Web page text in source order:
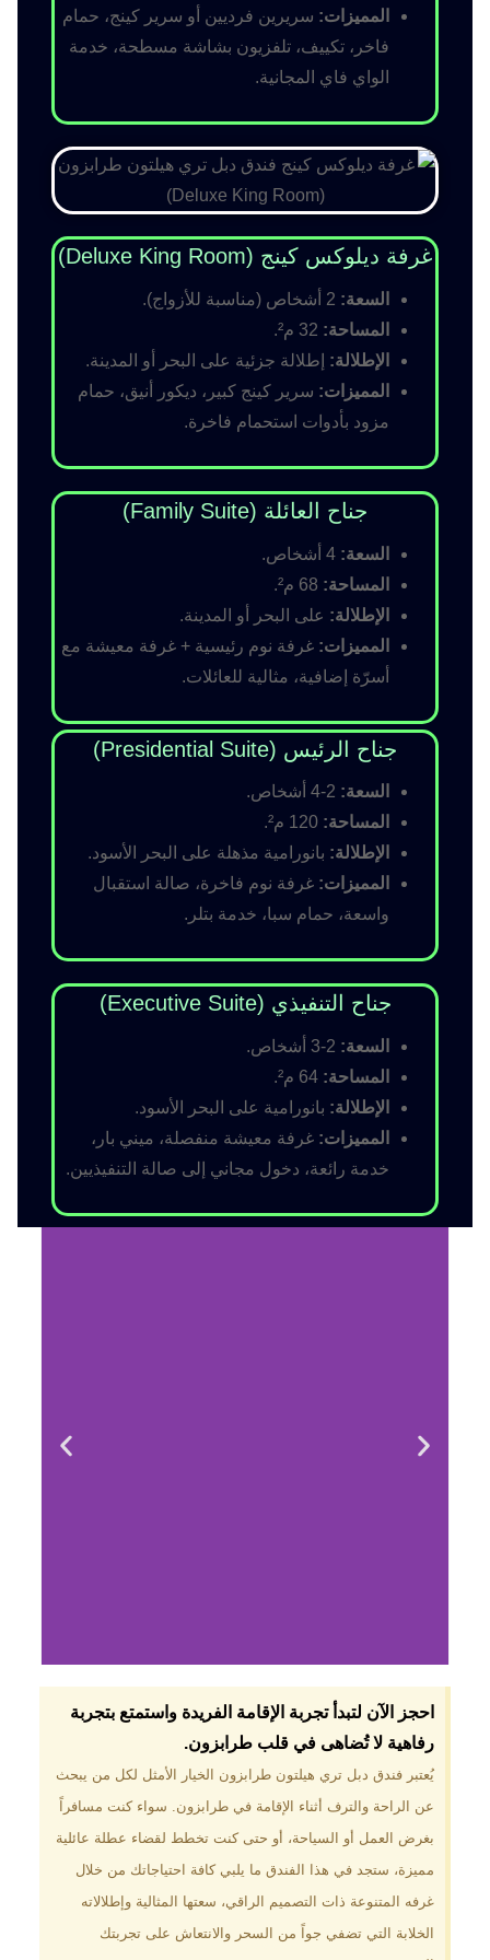
المميزات: سريرين فرديين أو سرير كينج، حمام
فاخر، تكييف، تلفزيون بشاشة مسطحة، خدمة
الواي فاي المجانية.
غرفة ديلوكس كينج (Deluxe King Room)
السعة:
المساحة:
الإطلالة: إطلالة جزئية على البحر أو المدينة.
المميزات: سرير كينج كبير، ديكور أنيق، حمام
مزود بأدوات استحمام فاخرة.
جناح العائلة (Family Suite)
السعة:
المساحة:
الإطلالة: على البحر أو المدينة.
المميزات: غرفة نوم رئيسية + غرفة معيشة مع
أسرّة إضافية، مثالية للعائلات.
جناح الرئيس (Presidential Suite)
السعة:
المساحة:
الإطلالة: بانورامية مذهلة على البحر الأسود.
المميزات: غرفة نوم فاخرة، صالة استقبال
واسعة، حمام سبا، خدمة بتلر.
جناح التنفيذي (Executive Suite)
السعة:
المساحة:
الإطلالة: بانورامية على البحر الأسود.
المميزات: غرفة معيشة منفصلة، ميني بار،
خدمة رائعة، دخول مجاني إلى صالة التنفيذيين.
لماذا تختار فندق دبل
تري هيلتون
طرابزون؟
موقع مميز في قلب طرابزون بالقرب
من أهم المعالم السياحية. إطلالات
الخضراء. مرافق متكاملة تشمل
مسبحًا داخليًا، سبا، صالة ألعاب
رياضية، ومطاعم عالمية.
احجز الآن لتبدأ تجربة الإقامة الفريدة واستمتع بتجربة
رفاهية لا تُضاهى في قلب طرابزون.​
يُعتبر فندق دبل تري هيلتون طرابزون الخيار الأمثل لكل من يبحث
عن الراحة والترف أثناء الإقامة في طرابزون. سواء كنت مسافراً
بغرض العمل أو السياحة، أو حتى كنت تخطط لقضاء عطلة عائلية
مميزة، ستجد في هذا الفندق ما يلبي كافة احتياجاتك من خلال
غرفه المتنوعة ذات التصميم الراقي، سعتها المثالية وإطلالاته
الخلابة التي تضفي جواً من السحر والانتعاش على تجربتك